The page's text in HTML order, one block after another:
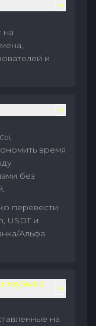
на
и
время
без
перевести
USDT и
Альфа
на